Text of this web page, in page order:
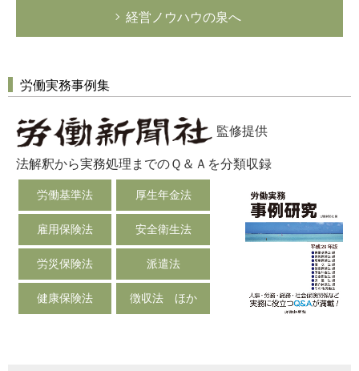
経営ノウハウの泉へ
労働実務事例集
監修提供
法解釈から実務処理までのＱ＆Ａを分類収録
労働基準法 厚生年金法
雇用保険法 安全衛生法
労災保険法 派遣法
健康保険法 徴収法 ほか